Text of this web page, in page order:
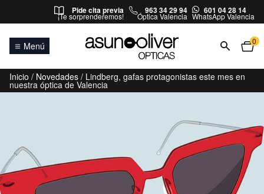
Saltar al contenidoPide cita previa
¡Te sorprenderemos!
963 34 29 94
Óptica Valencia
601 04 28 14
WhatsApp Valencia
Menú 0
Inicio / Novedades / Lindberg, gafas protagonistas este mes en
nuestra óptica de Valencia